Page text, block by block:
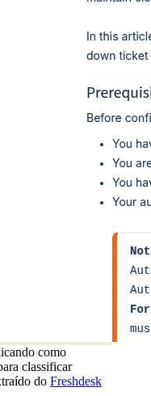
como
classificar
do Freshdesk